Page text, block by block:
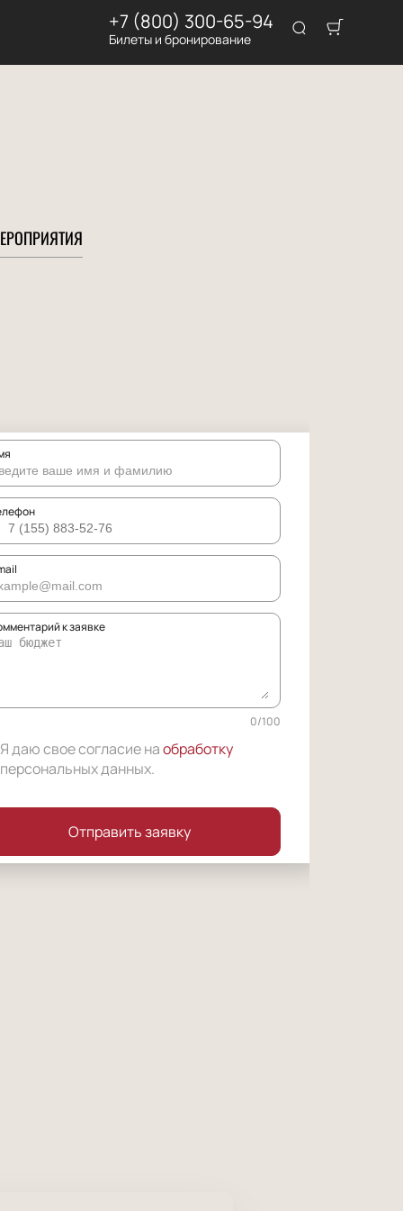
+7 (800) 300-65-94
Билеты и бронирование
к заявке
0/100
Я даю свое согласие наобработку
персональных данных.
Отправить заявку